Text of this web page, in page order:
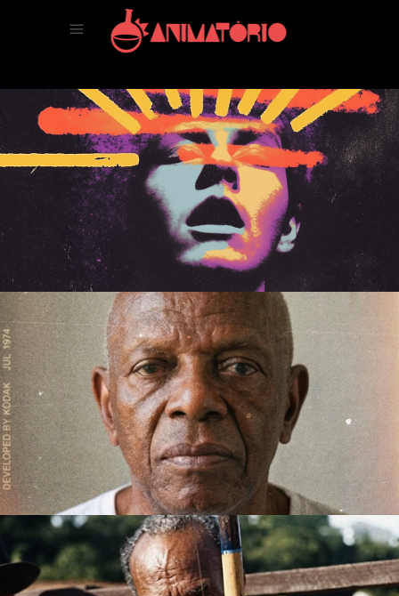
Cogumelo Mágico
Mestre Bimba